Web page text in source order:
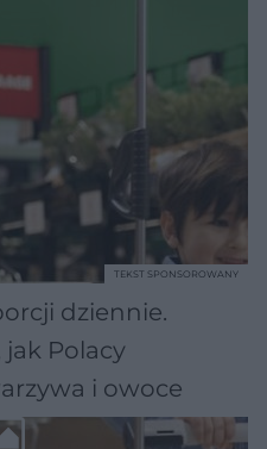
dziennie.
Polacy
i owoce
TEKST SPONSOROWANY